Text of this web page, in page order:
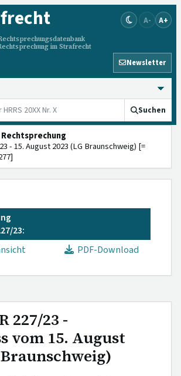
im Strafrecht
A- A+
Newsletter
Suchen
Rechtsprechung
- 15. August 2023 (LG Braunschweig) [=
23:
PDF-Download
227/23 -
vom 15. August
Braunschweig)